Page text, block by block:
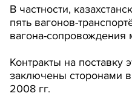
В частности,
пять вагонов-
вагона-сопровождения
Контракты на поставку
заключены сторонами
2008 гг.